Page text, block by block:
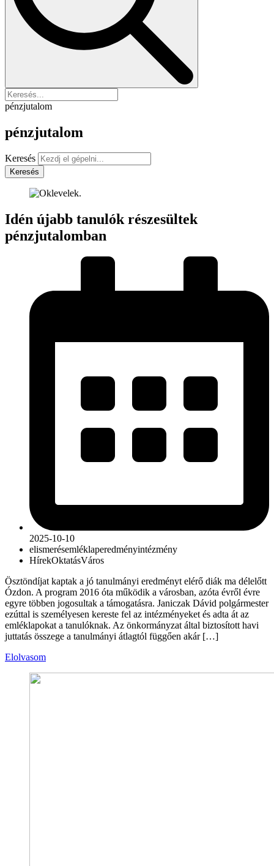
pénzjutalom
pénzjutalom
Keresés
Keresés
Idén újabb tanulók részesültek
pénzjutalomban
2025-10-10
elismerésemléklaperedményintézmény
HírekOktatásVáros
Ösztöndíjat kaptak a jó tanulmányi eredményt elérő diák ma délelőtt
Ózdon. A program 2016 óta működik a városban, azóta évről évre
egyre többen jogosultak a támogatásra. Janiczak Dávid polgármester
ezúttal is személyesen kereste fel az intézményeket és adta át az
emléklapokat a tanulóknak. Az önkormányzat által biztosított havi
juttatás összege a tanulmányi átlagtól függően akár […]
Elolvasom